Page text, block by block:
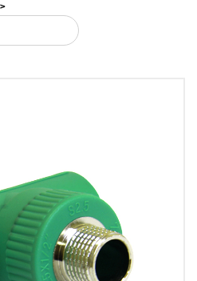
y temperatura de 70
sistemas de